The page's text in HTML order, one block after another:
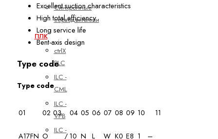
Синхронные
серводвигатели
ПЛК
ctrlX
PLC
ILC -
CML
ILC -
VPB
ILC -
Excellent suction characteristics
High total efficiency
Long service life
Bent-axis design
Type code
Type code
01 02 03 04 05 06 07 08 09 10 11
A17FN O / 10 N L W K0 E8 1 –